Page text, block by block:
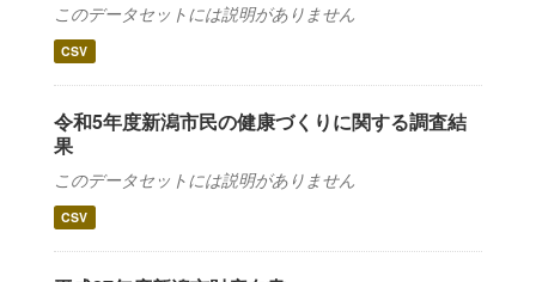
このデータセットには説明がありません
CSV
令和5年度新潟市民の健康づくりに関する調査結
果
このデータセットには説明がありません
CSV